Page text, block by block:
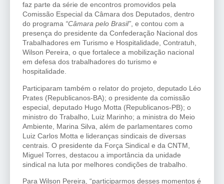
faz parte da série de encontros promovidos pela
Comissão Especial da Câmara dos Deputados, dentro
do programa “Câmara pelo Brasil” , e contou com a
presença do presidente da Confederação Nacional dos
Trabalhadores em Turismo e Hospitalidade, Contratuh,
Wilson Pereira, o que fortalece a mobilização nacional
em defesa dos trabalhadores do turismo e
hospitalidade.
Participaram também o relator do projeto, deputado Léo
Prates (Republicanos-BA); o presidente da comissão
especial, deputado Hugo Motta (Republicanos-PB); o
ministro do Trabalho, Luiz Marinho; a ministra do Meio
Ambiente, Marina Silva, além de parlamentares como
Luiz Carlos Motta e lideranças sindicais de diversas
centrais. O presidente da Força Sindical e da CNTM,
Miguel Torres, destacou a importância da unidade
sindical na luta por melhores condições de trabalho.
Para Wilson Pereira, “participarmos desses momentos é